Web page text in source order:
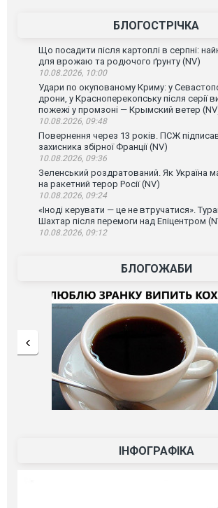
БЛОГОСТРІЧКА
Що посадити після картоплі в серпні:
для врожаю та родючого ґрунту (NV)
10.08.2026, 10:00
Удари по окупованому Криму: у
дрони, у Красноперекопську після серії
пожежі у промзоні — Крымский ветер
10.08.2026, 09:48
Повернення через 13 років. ПСЖ
захисника збірної Франції (NV)
10.08.2026, 09:36
Зеленський роздратований. Як Україна
на ракетний терор Росії (NV)
10.08.2026, 09:24
«Іноді керувати — це не втручатися».
Шахтар після перемоги над Епіцентром
10.08.2026, 09:12
БЛОГОЖАБИ
ІНФОГРАФІКА